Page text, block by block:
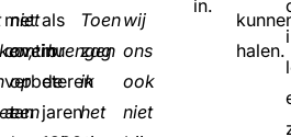
met
continu
verbeteren
aan
niet
overbrengen
op
een
als
in
de
jaren
Toen
zag
ik
het
wij
ons
ook
niet
in.
halen.